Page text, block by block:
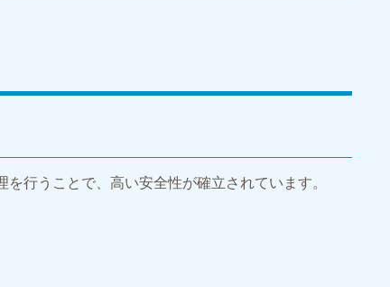
行うことで、高い安全性が確立されています。